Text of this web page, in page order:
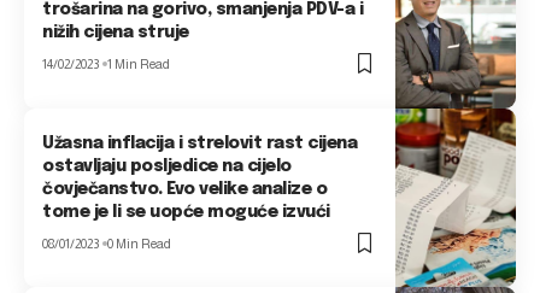
trošarina na gorivo, smanjenja PDV-a i
nižih cijena struje
14/02/2023 1 Min Read
Užasna inflacija i strelovit rast cijena
ostavljaju posljedice na cijelo
čovječanstvo. Evo velike analize o
tome je li se uopće moguće izvući
08/01/2023 0 Min Read